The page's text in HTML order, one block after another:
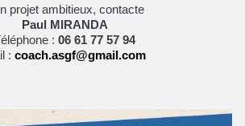
projet ambitieux, contacte
Paul MIRANDA
: 06 61 77 57 94
: coach.asgf@gmail.com